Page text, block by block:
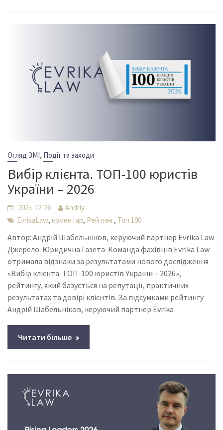
Огляд ЗМІ, Події та заходи
Вибір клієнта. ТОП-100 юристів
України – 2026
2025-12-26
Andriy
EvrikaLaw,коментар, Рейтинг, Топ 100
Автор: Андрій Шабельніков, керуючий партнер Evrika Law
Джерело: Юридична Газета Команда фахівців Evrika Law
отримала відзнаки за результатами нового дослідження
«Вибір клієнта. ТОП-100 юристів України – 2026»,
рейтингу, який базується на репутації, практичних
результатах та довірі клієнтів. За підсумками рейтингу
Андрій Шабельніков, керуючий партнер Evrika
Читати більше